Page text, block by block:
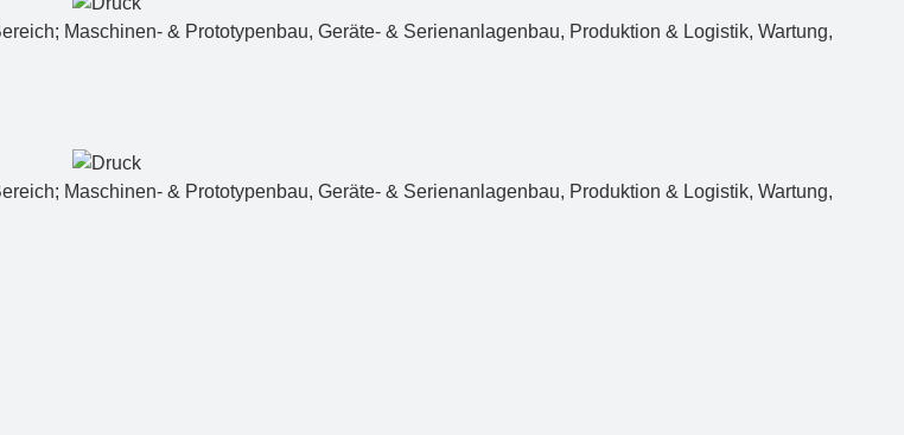
Maschinen- & Prototypenbau, Geräte- & Serien­anlagenbau, Produktion & Logistik, Wartung,
Maschinen- & Prototypenbau, Geräte- & Serienanlagenbau, Produktion & Logistik, Wartung,